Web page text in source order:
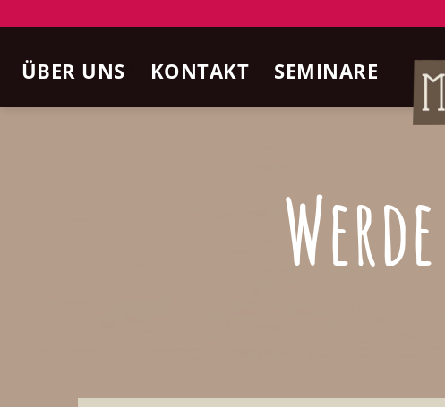
springen
ÜBER UNS KONTAKT SEMINARE